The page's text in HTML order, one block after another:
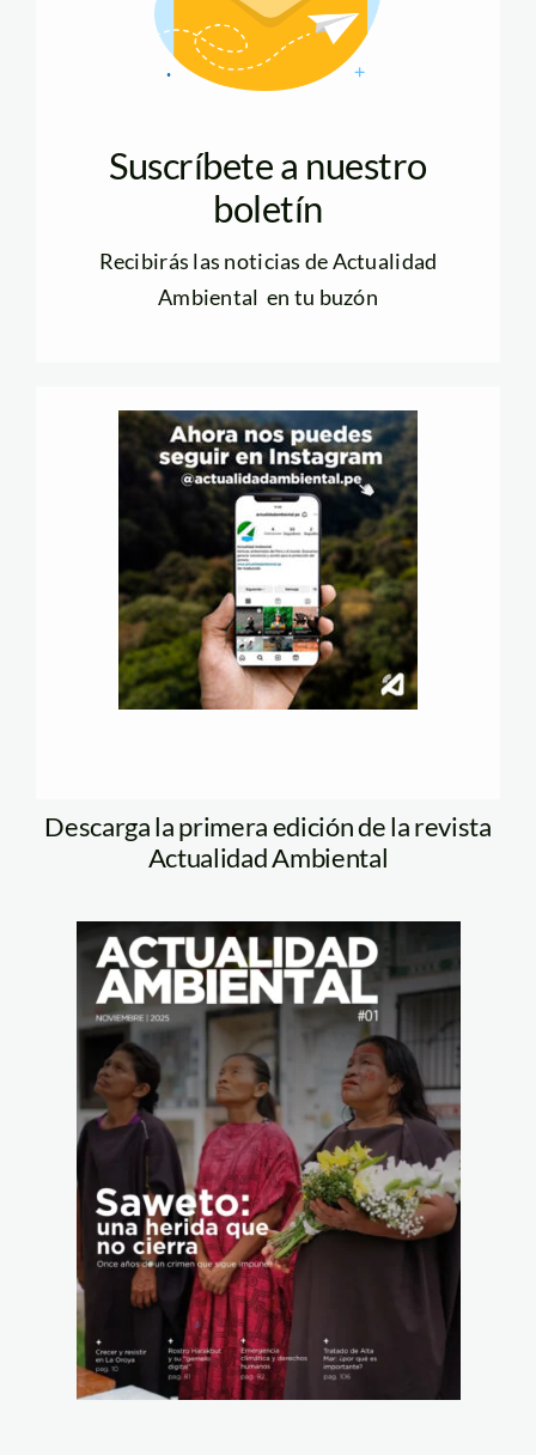
Suscríbete a nuestro
boletín
Recibirás las noticias de Actualidad
Ambiental en tu buzón
Descarga la primera edición de la revista
Actualidad Ambiental